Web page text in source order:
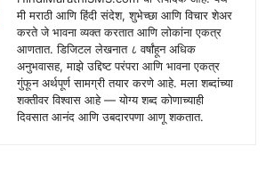
मी मराठी आणि हिंदी संदेश, शुभेच्छा आणि विचार शेअर
करते जे भावना व्यक्त करतात आणि लोकांना एकत्र
आणतात. डिजिटल लेखनात ८ वर्षांहून अधिक
अनुभवासह, माझे उद्दिष्ट परंपरा आणि भावना एकत्र
गुंफून अर्थपूर्ण सामग्री तयार करणे आहे. मला शब्दांच्या
शक्तीवर विश्वास आहे — योग्य शब्द कोणाच्याही
दिवसात आनंद आणि उबदारपणा आणू शकतात.